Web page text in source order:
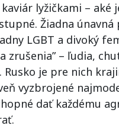
lyžičkami – aké
Žiadna
LGBT a divoký
zrušenia” – ľudia,
Rusko je pre nich
vyzbrojené
dať každému